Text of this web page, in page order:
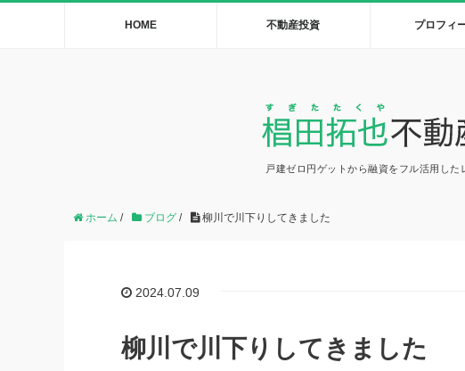
HOME 不動産投資 プロフィ
戸建ゼロ円ゲットから融資をフル活用し
ホーム / ブログ / 柳川で川下りしてきました
2024.07.09
柳川で川下りしてきました